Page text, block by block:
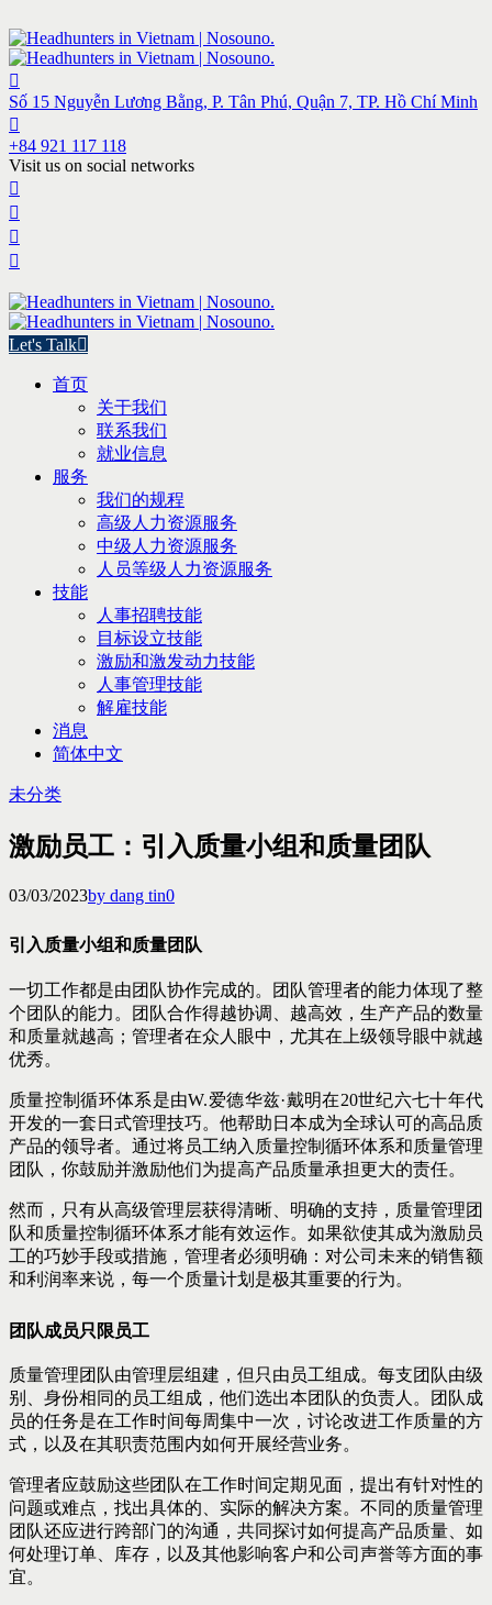
Số 15 Nguyễn Lương Bằng, P. Tân Phú, Quận 7, TP. Hồ Chí Minh
+84 921 117 118
Visit us on social networks
Let's Talk
首页
关于我们
联系我们
就业信息
服务
我们的规程
高级人力资源服务
中级人力资源服务
人员等级人力资源服务
技能
人事招聘技能
目标设立技能
激励和激发动力技能
人事管理技能
解雇技能
消息
简体中文
未分类
激励员工：引入质量小组和质量团队
03/03/2023by dang tin0
引入质量小组和质量团队
一切工作都是由团队协作完成的。团队管理者的能力体现了整
个团队的能力。团队合作得越协调、越高效，生产产品的数量
和质量就越高；管理者在众人眼中，尤其在上级领导眼中就越
优秀。
质量控制循环体系是由W.爱德华兹·戴明在20世纪六七十年代
开发的一套日式管理技巧。他帮助日本成为全球认可的高品质
产品的领导者。通过将员工纳入质量控制循环体系和质量管理
团队，你鼓励并激励他们为提高产品质量承担更大的责任。
然而，只有从高级管理层获得清晰、明确的支持，质量管理团
队和质量控制循环体系才能有效运作。如果欲使其成为激励员
工的巧妙手段或措施，管理者必须明确：对公司未来的销售额
和利润率来说，每一个质量计划是极其重要的行为。
团队成员只限员工
质量管理团队由管理层组建，但只由员工组成。每支团队由级
别、身份相同的员工组成，他们选出本团队的负责人。团队成
员的任务是在工作时间每周集中一次，讨论改进工作质量的方
式，以及在其职责范围内如何开展经营业务。
管理者应鼓励这些团队在工作时间定期见面，提出有针对性的
问题或难点，找出具体的、实际的解决方案。不同的质量管理
团队还应进行跨部门的沟通，共同探讨如何提高产品质量、如
何处理订单、库存，以及其他影响客户和公司声誉等方面的事
宜。